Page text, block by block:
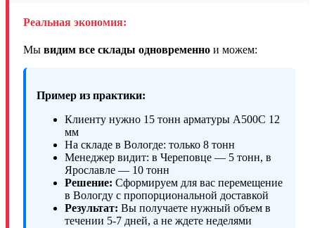
Реальная экономия:
Мы видим все склады одновременно и можем:
Пример из практики:
Клиенту нужно 15 тонн арматуры А500С 12
мм
На складе в Вологде: только 8 тонн
Менеджер видит: в Череповце — 5 тонн, в
Ярославле — 10 тонн
Решение: Сформируем для вас перемещение
в Вологду с пропорциональной доставкой
Результат: Вы получаете нужный объем в
течении 5-7 дней, а не ждете неделями